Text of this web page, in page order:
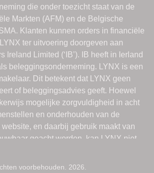
voorbehouden. 2026.